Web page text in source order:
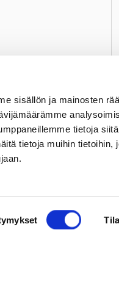
sisällön ja mainosten
tietoja
tietoja muihin tietoihin,